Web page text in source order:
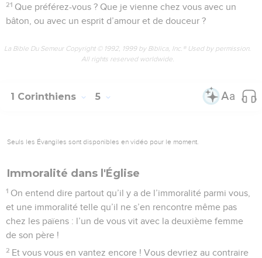
21 Que préférez-vous ? Que je vienne chez vous avec un
bâton, ou avec un esprit d’amour et de douceur ?
La Bible Du Semeur Copyright © 1992, 1999 by Biblica, Inc.® Used by permission.
All rights reserved worldwide.
1 Corinthiens 5
Seuls les Évangiles sont disponibles en vidéo pour le moment.
Immoralité dans l'Église
1 On entend dire partout qu’il y a de l’immoralité parmi vous,
et une immoralité telle qu’il ne s’en rencontre même pas
chez les païens : l’un de vous vit avec la deuxième femme
de son père !
2 Et vous vous en vantez encore ! Vous devriez au contraire